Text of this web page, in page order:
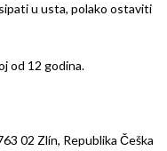
u usta, polako ostaviti
od 12 godina.
02 Zlín, Republika Češka